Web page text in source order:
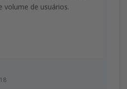
volume de usuários.